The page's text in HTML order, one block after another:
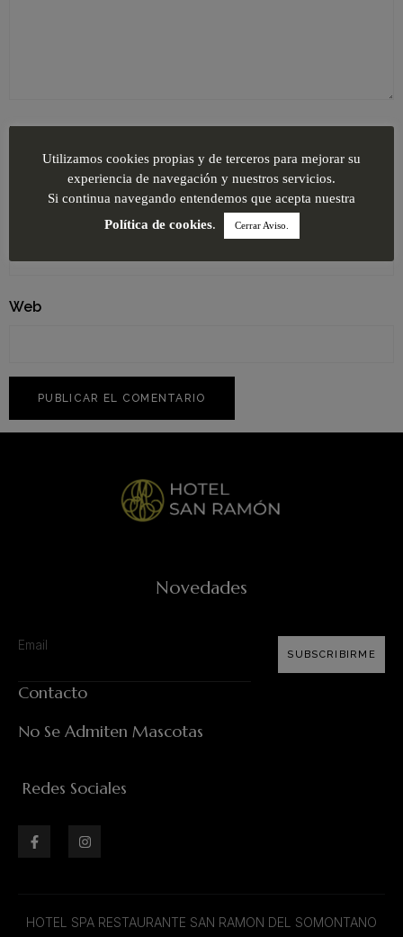
Nombre*
Correo electrónico*
Web
Novedades
SUBSCRIBIRME
Contacto
No Se Admiten Mascotas
Redes Sociales
HOTEL SPA RESTAURANTE SAN RAMON DEL SOMONTANO
Utilizamos cookies propias y de terceros para mejorar su
experiencia de navegación y nuestros servicios.
Si continua navegando entendemos que acepta nuestra
Política de cookies. Cerrar Aviso.